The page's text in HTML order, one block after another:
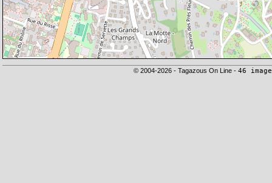
© 2004-2026 - Tagazous On Line - 46